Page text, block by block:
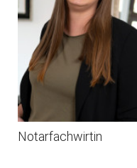
Notarfachwirtin